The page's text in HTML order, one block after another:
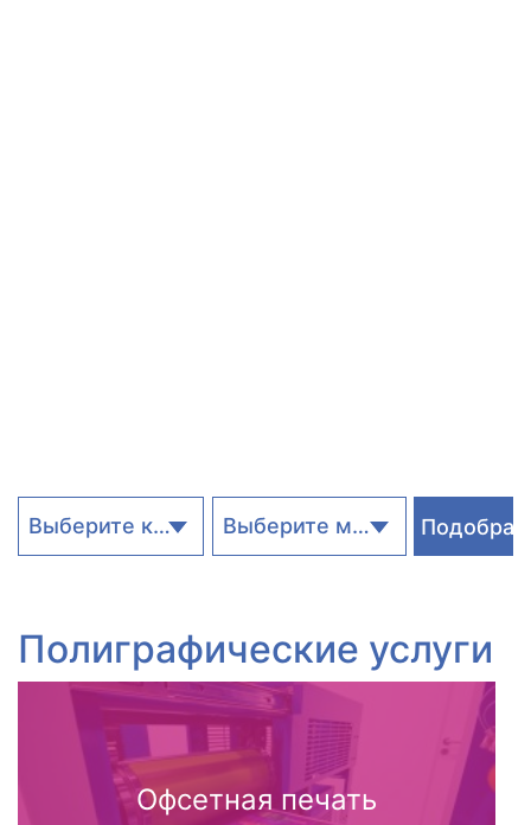
Выберите категорию Выберите метро
Полиграфические услуги
Офсетная печать